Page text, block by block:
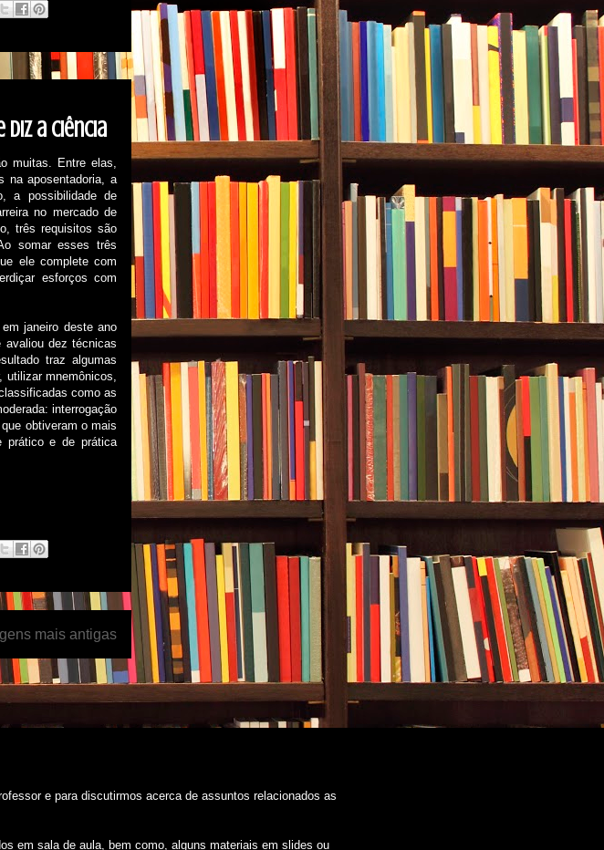
diz a ciência
muitas. Entre elas,
na aposentadoria, a
a possibilidade de
no mercado de
três requisitos são
somar esses três
ele complete com
esforços com
janeiro deste ano
avaliou dez técnicas
traz algumas
mnemônicos,
como as
interrogação
obtiveram o mais
prático e de prática
mais antigas
e para discutirmos acerca de assuntos relacionados as
em sala de aula, bem como, alguns materiais em slides ou